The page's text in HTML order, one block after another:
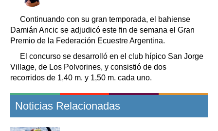
Suplementos
Servicios
Farmacias
Transportes
Loterías
Datos Útiles
Fúnebres
Teléfonos de urgencia
Continuando con su gran temporada, el bahiense
Damián Ancic se adjudicó este fin de semana el Gran
Premio de la Federación Ecuestre Argentina.
El concurso se desarrolló en el club hípico San Jorge
Village, de Los Polvorines, y consistió de dos
recorridos de 1,40 m. y 1,50 m. cada uno.
Noticias Relacionadas